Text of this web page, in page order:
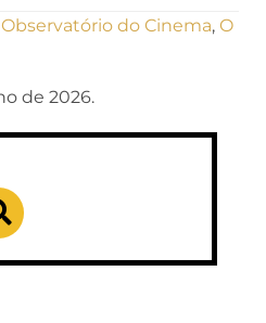
Observatório do Cinema, O
de 2026.